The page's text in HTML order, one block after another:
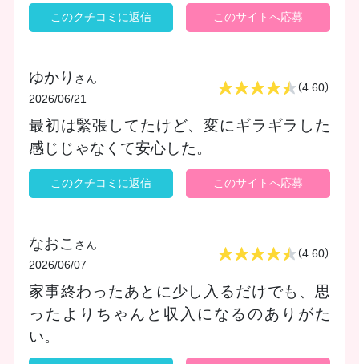
このクチコミに返信 このサイトへ応募
ゆかり さん
2026/06/21
（4.60）
最初は緊張してたけど、変にギラギラした
感じじゃなくて安心した。
このクチコミに返信 このサイトへ応募
なおこ さん
2026/06/07
（4.60）
家事終わったあとに少し入るだけでも、思
ったよりちゃんと収入になるのありがた
い。